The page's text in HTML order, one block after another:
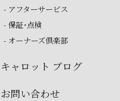
- アフターサービス
- 保証・点検
- オーナーズ倶楽部
キャロット ブログ
お問い合わせ